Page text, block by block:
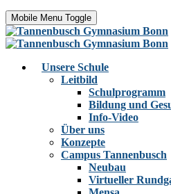
Mobile Menu Toggle
Unsere Schule
Leitbild
Schulprogramm
Bildung und
Info-Video
Über uns
Konzepte
Campus Tannenbusch
Neubau
Virtueller